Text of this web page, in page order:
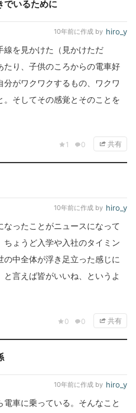
でいるために
10年前に作成 by hiro_y
1 0 共有
線を見かけた（見かけただ
たり、子供のころからの電車好
がワクワクするもの、ワクワ
そしてその感覚とそのことを
10年前に作成 by hiro_y
0 0 共有
ったことがニュースになって
ょうど入学や入社のタイミン
中全体が浮き足立った感じに
言えば皆がいいね、というよ
10年前に作成 by hiro_y
車に乗っている。そんなこと